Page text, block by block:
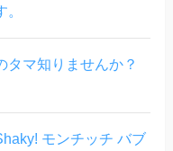
タマ知りませんか？
モンチッチ バブ